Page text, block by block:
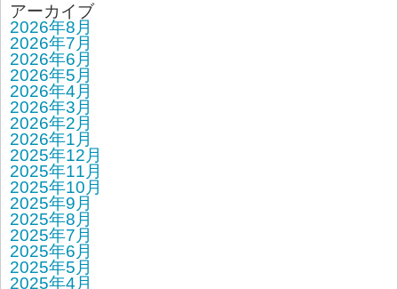
アーカイブ
2026年8月
2026年7月
2026年6月
2026年5月
2026年4月
2026年3月
2026年2月
2026年1月
2025年12月
2025年11月
2025年10月
2025年9月
2025年8月
2025年7月
2025年6月
2025年5月
2025年4月